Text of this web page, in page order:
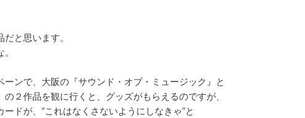
と思います。
ーンで、大阪の『サウンド・オブ・ミュージック』と
２作品を観に行くと、グッズがもらえるのですが、
ドが、”これはなくさないようにしなきゃ”と